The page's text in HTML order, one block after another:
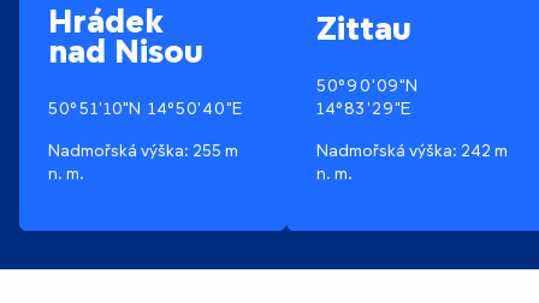
Hrádek
nad Nisou
50°51′10″N 14°50′40″E
Nadmořská výška: 255 m
n. m.
Zittau
50°90′09″N
14°83′29″E
Nadmořská výška: 242 m
n. m.